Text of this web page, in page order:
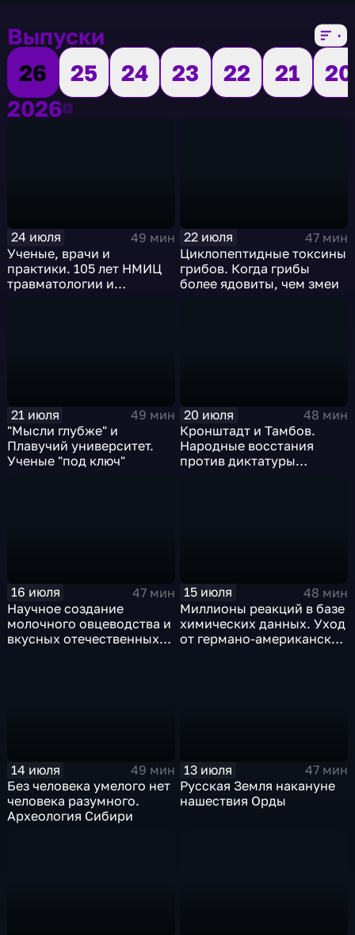
Выпуски
26
25 24 23 22 21
20
20262026
24 июля
49 мин
Ученые, врачи и
практики. 105 лет НМИЦ
травматологии и
22 июля
47 мин
Циклопептидные токсины
грибов. Когда грибы
более ядовиты, чем змеи
21 июля
49 мин
"Мысли глубже" и
Плавучий университет.
Ученые "под ключ"
20 июля
48 мин
Кронштадт и Тамбов.
Народные восстания
против диктатуры
16 июля
47 мин
Научное создание
молочного овцеводства и
вкусных отечественных
15 июля
48 мин
Миллионы реакций в базе
химических данных. Уход
от германо-американской
14 июля
49 мин
Без человека умелого нет
человека разумного.
Археология Сибири
13 июля
47 мин
Русская Земля накануне
нашествия Орды